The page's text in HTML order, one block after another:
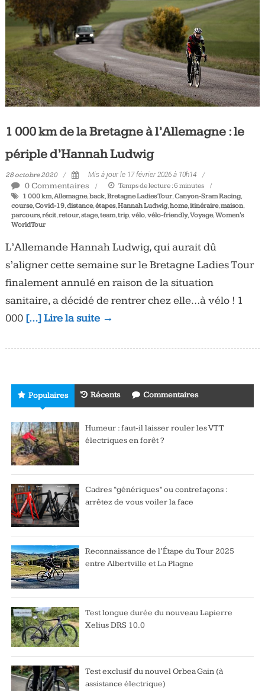
Tous
les
jours,
votre
actualité
vélo
et
triathlon
1 000 km de la Bretagne à l’Allemagne : le
périple d’Hannah Ludwig
28 octobre 2020 Mis à jour le 17 février 2026 à 10h14
0 Commentaires Temps de lecture :6 minutes
1 000 km,Allemagne,back,Bretagne Ladies Tour,Canyon-Sram Racing,
course,Covid-19,distance,étapes,Hannah Ludwig,home,itinéraire,maison,
parcours,récit,retour,stage,team,trip,vélo,vélo-friendly,Voyage,Women's
WorldTour
L’Allemande Hannah Ludwig, qui aurait dû
s’aligner cette semaine sur le Bretagne Ladies Tour
finalement annulé en raison de la situation
sanitaire, a décidé de rentrer chez elle…à vélo ! 1
000 […] Lire la suite →
Populaires Récents Commentaires
Humeur : faut-il laisser rouler les VTT
électriques en forêt ?
Cadres “génériques” ou contrefaçons :
arrêtez de vous voiler la face
Reconnaissance de l’Étape du Tour 2025
entre Albertville et La Plagne
Test longue durée du nouveau Lapierre
Xelius DRS 10.0
Test exclusif du nouvel Orbea Gain (à
assistance électrique)